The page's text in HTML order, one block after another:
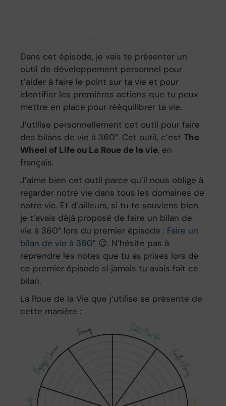
Dans cet épisode, je vais te présenter un
outil de développement personnel pour
t’aider à faire le point sur ta vie et pour
identifier les premières actions que tu peux
mettre en place pour rééquilibrer ta vie.
J’utilise personnellement cet outil pour faire
des bilans de vie à 360°. Cet outil, c’estThe
Wheel of Life ou La Roue de la vie, en
français.
J’aime bien cet outil parce qu’il nous oblige à
regarder notre vie dans tous les domaines de
notre vie. Et d’ailleurs, si tu te souviens bien,
je t’avais déjà proposé de faire un bilan de
vie à 360° lors du premier épisode : Faire un
bilan de vie à 360° 😉. N’hésite pas à
reprendre les notes que tu as prises lors de
ce premier épisode si jamais tu avais fait ce
bilan.
La Roue de la Vie que j’utilise se présente de
cette manière :